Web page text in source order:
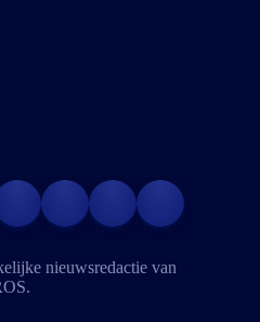
nieuwsredactie van
.